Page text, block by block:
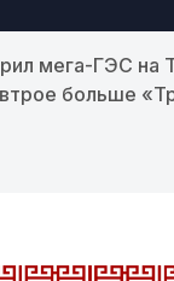
мега-ГЭС на
больше